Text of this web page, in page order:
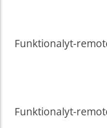
Funktionalyt-
Funktionalyt-